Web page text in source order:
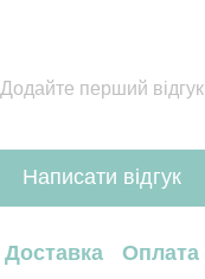
Додайте перший відгук
Написати відгук
Доставка Оплата